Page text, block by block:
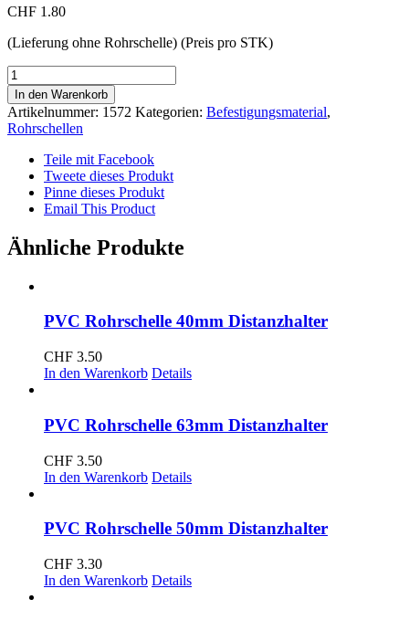
CHF 1.80
(Lieferung ohne Rohrschelle) (Preis pro STK)
PVC
Rohrschelle
32mm
Distanzhalter
Menge
In den Warenkorb
Artikelnummer: 1572 Kategorien: Befestigungsmaterial,
Rohrschellen
Teile mit Facebook
Tweete dieses Produkt
Pinne dieses Produkt
Email This Product
Ähnliche Produkte
PVC Rohrschelle 40mm Distanzhalter
CHF 3.50
In den Warenkorb Details
PVC Rohrschelle 63mm Distanzhalter
CHF 3.50
In den Warenkorb Details
PVC Rohrschelle 50mm Distanzhalter
CHF 3.30
In den Warenkorb Details